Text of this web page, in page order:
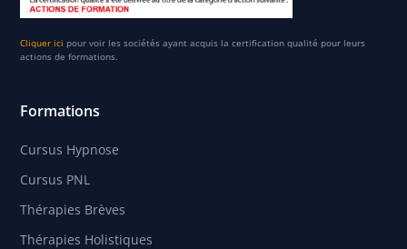
Cliquer ici pour voir les sociétés ayant acquis la certification qualité pour leurs
actions de formations.
Formations
Cursus Hypnose
Cursus PNL
Thérapies Brèves
Thérapies Holistiques